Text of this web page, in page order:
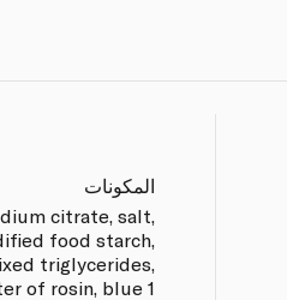
المكونات
citrate, salt,
food starch,
triglycerides,
of rosin, blue 1.